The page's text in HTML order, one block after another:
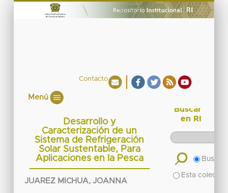
Contacto
Menú
Desarrollo y
Caracterización de un
Sistema de Refrigeración
Solar Sustentable, Para
Aplicaciones en la Pesca
JUAREZ MICHUA, JOANNA
Buscar
en RI
Buscar
Esta